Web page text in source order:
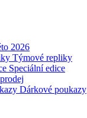
2026
Týmové repliky
Speciální edice
Dárkové poukazy